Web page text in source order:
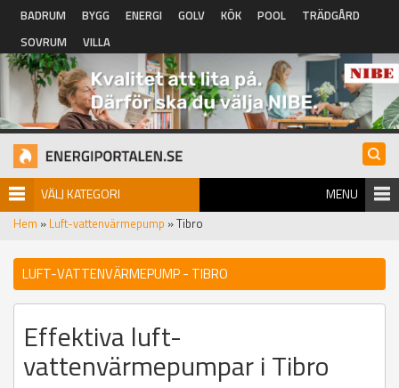
Hoppa till huvudinnehåll
BADRUM BYGG ENERGI GOLV KÖK POOL
TRÄDGÅRD
SOVRUM
VILLA
VÄLJ KATEGORI MENU
Hem » Luft-vattenvärmepump » Tibro
LUFT-VATTENVÄRMEPUMP - TIBRO
Effektiva luft-
vattenvärmepumpar i Tibro